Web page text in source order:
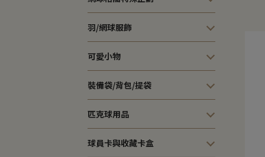
羽/網球服飾
可愛小物
裝備袋/背包/提袋
匹克球用品
球員卡與收藏卡盒